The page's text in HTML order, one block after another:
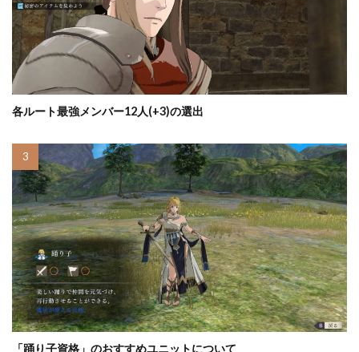
各ルート最強メンバー12人(+3)の選出
「踊り子資格」のおすすめユニットについて